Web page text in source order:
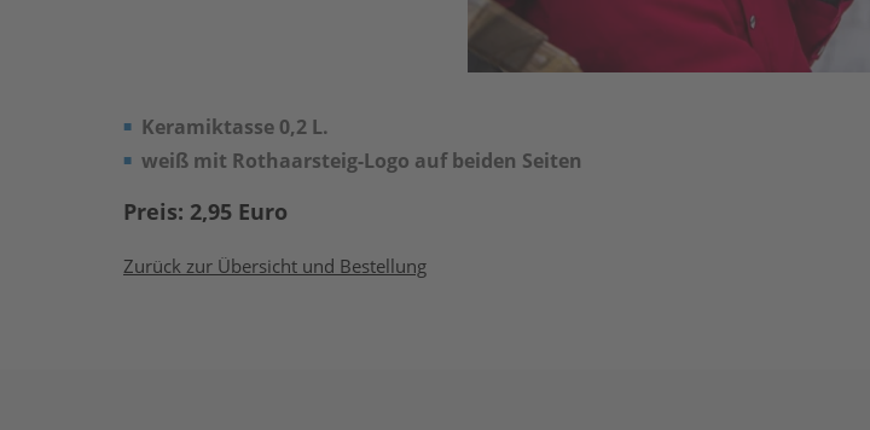
Keramiktasse 0,2 L.
weiß mit Rothaarsteig-Logo auf beiden Seiten
Preis: 2,95 Euro
Zurück zur Übersicht und Bestellung